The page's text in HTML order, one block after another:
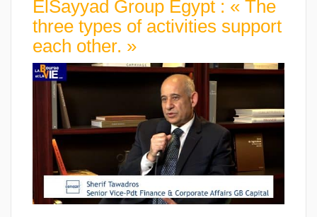
ElSayyad Group Egypt : « The
three types of activities support
each other. »